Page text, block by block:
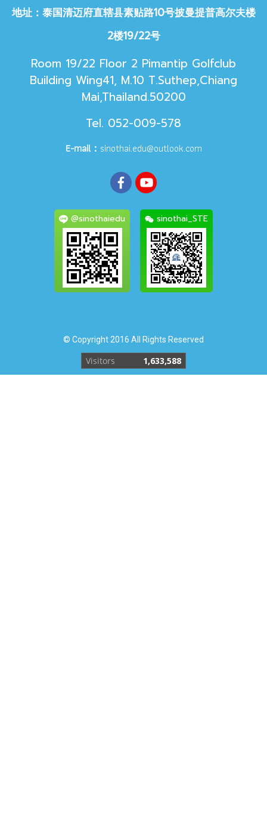
地址：泰国清迈府直辖县素贴路10号披曼提普高尔夫楼
2楼19/22号
Room 19/22 Floor 2 Pimantip Golfclub
Building Wing41, M.10 T.Suthep,Chiang
Mai,Thailand.50200
Tel. 052-009-578
E-mail： sinothai.edu@outlook.com
@sinothaiedu sinothai_STE
© Copyright 2016 All Rights Reserved
Visitors 1,633,588